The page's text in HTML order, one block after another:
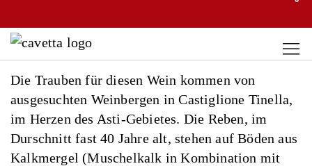
Die Trauben für diesen Wein kommen von
ausgesuchten Weinbergen in Castiglione Tinella,
im Herzen des Asti-Gebietes. Die Reben, im
Durschnitt fast 40 Jahre alt, stehen auf Böden aus
Kalkmergel (Muschelkalk in Kombination mit